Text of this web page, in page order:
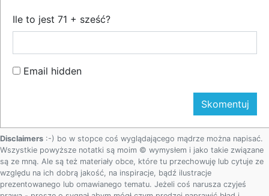
Ile to jest 71 + sześć?
Email hidden
Disclaimers :-) bo w stopce coś wyglądającego mądrze można napisać.
Wszystkie powyższe notatki są moim © wymysłem i jako takie związane
są ze mną. Ale są też materiały obce, które tu przechowuję lub cytuje ze
względu na ich dobrą jakość, na inspiracje, bądź ilustracje
prezentowanego lub omawianego tematu. Jeżeli coś narusza czyjeś